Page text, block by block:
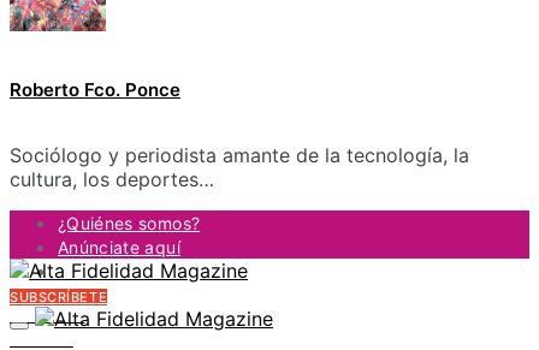
Roberto Fco. Ponce
Sociólogo y periodista amante de la tecnología, la
cultura, los deportes…
¿Quiénes somos?
Anúnciate aquí
Contacto
FACEBOOK
SUBSCRÍBETE